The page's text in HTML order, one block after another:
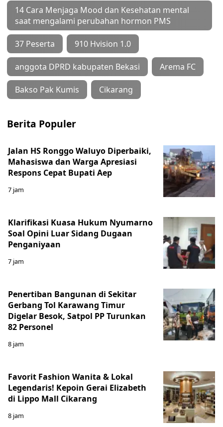
14 Cara Menjaga Mood dan Kesehatan mental
saat mengalami perubahan hormon PMS
37 Peserta 910 Hvision 1.0
anggota DPRD kabupaten Bekasi Arema FC
Bakso Pak Kumis Cikarang
Berita Populer
Jalan HS Ronggo Waluyo Diperbaiki,
Mahasiswa dan Warga Apresiasi
Respons Cepat Bupati Aep
7 jam
Klarifikasi Kuasa Hukum Nyumarno
Soal Opini Luar Sidang Dugaan
Penganiyaan
7 jam
Penertiban Bangunan di Sekitar
Gerbang Tol Karawang Timur
Digelar Besok, Satpol PP Turunkan
82 Personel
8 jam
Favorit Fashion Wanita & Lokal
Legendaris! Kepoin Gerai Elizabeth
di Lippo Mall Cikarang
8 jam